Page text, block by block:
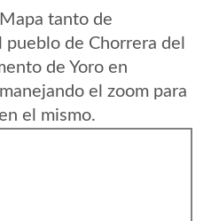
tanto de
de Chorrera del
de Yoro en
el zoom para
el mismo.